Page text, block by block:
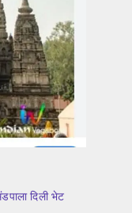
दिली भेट